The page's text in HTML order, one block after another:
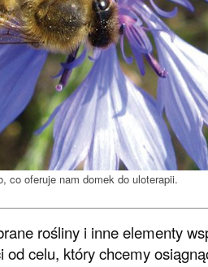
co oferuje nam domek do uloterapii.
rośliny i inne elementy
celu, który chcemy